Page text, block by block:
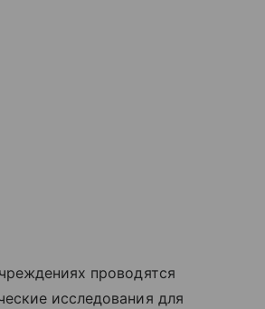
проводятся
исследования для